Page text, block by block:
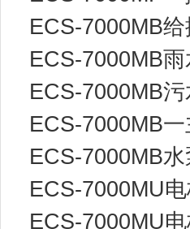
ECS-7000MB
ECS-7000MB
ECS-7000MB
ECS-7000MB
ECS-7000MB
ECS-7000MU
ECS-7000MU